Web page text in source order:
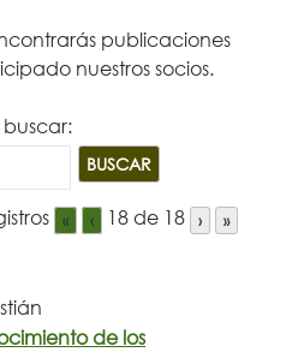
publicaciones
nuestros socios.
« ‹ 18 de 18 › »
de los